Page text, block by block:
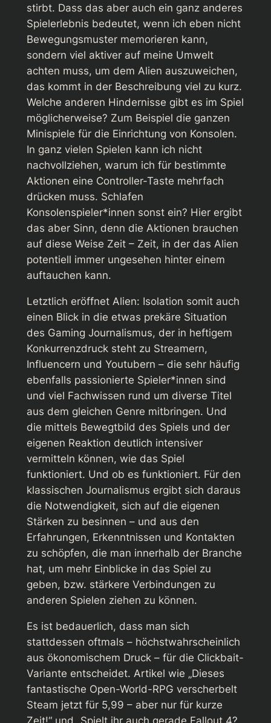
stirbt. Dass das aber auch ein ganz anderes
Spielerlebnis bedeutet, wenn ich eben nicht
Bewegungsmuster memorieren kann,
sondern viel aktiver auf meine Umwelt
achten muss, um dem Alien auszuweichen,
das kommt in der Beschreibung viel zu kurz.
Welche anderen Hindernisse gibt es im Spiel
möglicherweise? Zum Beispiel die ganzen
Minispiele für die Einrichtung von Konsolen.
In ganz vielen Spielen kann ich nicht
nachvollziehen, warum ich für bestimmte
Aktionen eine Controller-Taste mehrfach
drücken muss. Schlafen
Konsolenspieler*innen sonst ein? Hier ergibt
das aber Sinn, denn die Aktionen brauchen
auf diese Weise Zeit – Zeit, in der das Alien
potentiell immer ungesehen hinter einem
auftauchen kann.
Letztlich eröffnet Alien: Isolation somit auch
einen Blick in die etwas prekäre Situation
des Gaming Journalismus, der in heftigem
Konkurrenzdruck steht zu Streamern,
Influencern und Youtubern – die sehr häufig
ebenfalls passionierte Spieler*innen sind
und viel Fachwissen rund um diverse Titel
aus dem gleichen Genre mitbringen. Und
die mittels Bewegtbild des Spiels und der
eigenen Reaktion deutlich intensiver
vermitteln können, wie das Spiel
funktioniert. Und ob es funktioniert. Für den
klassischen Journalismus ergibt sich daraus
die Notwendigkeit, sich auf die eigenen
Stärken zu besinnen – und aus den
Erfahrungen, Erkenntnissen und Kontakten
zu schöpfen, die man innerhalb der Branche
hat, um mehr Einblicke in das Spiel zu
geben, bzw. stärkere Verbindungen zu
anderen Spielen ziehen zu können.
Es ist bedauerlich, dass man sich
stattdessen oftmals – höchstwahrscheinlich
aus ökonomischem Druck – für die Clickbait-
Variante entscheidet. Artikel wie „Dieses
fantastische Open-World-RPG verscherbelt
Steam jetzt für 5,99 – aber nur für kurze
Zeit!“ und „Spielt ihr auch gerade Fallout 4?